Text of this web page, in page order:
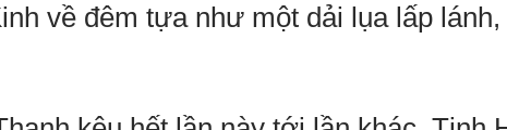
về đêm tựa như một dải lụa lấp